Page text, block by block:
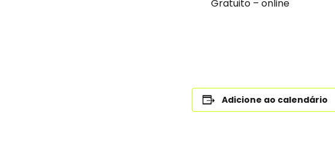
Gratuito – online
Adicione ao calendário